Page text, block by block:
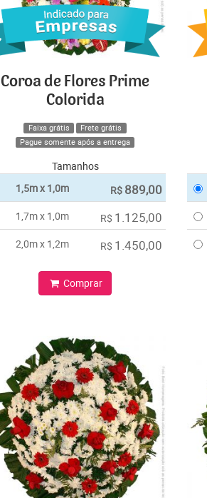
Coroa de Flores Prime
Colorida
Faixa grátis
Frete grátis
Pague somente após a entrega
Tamanhos
1,5m x 1,0m
R$ 889,00
1,7m x 1,0m R$ 1.125,00
2,0m x 1,2m R$ 1.450,00
Comprar